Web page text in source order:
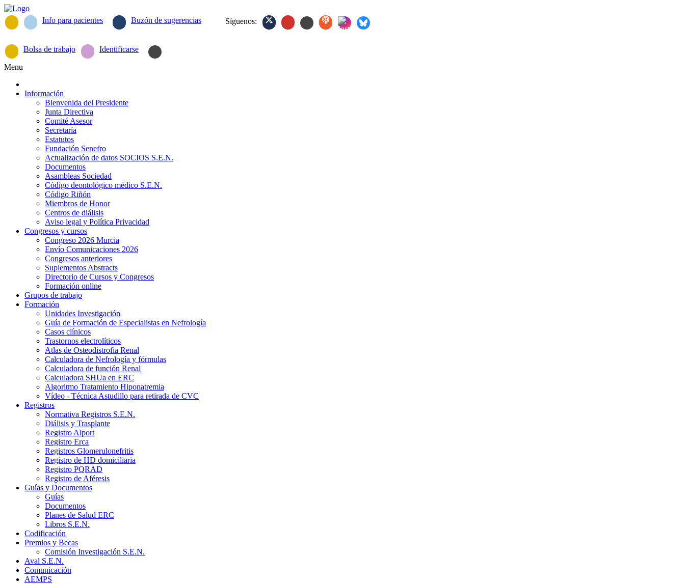
Info para pacientes Buzón de sugerencias Síguenos:
Bolsa de trabajo Identificarse
Menu
Información
Bienvenida del Presidente
Junta Directiva
Comité Asesor
Secretaría
Estatutos
Fundación Senefro
Actualización de datos SOCIOS S.E.N.
Documentos
Asambleas Sociedad
Código deontológico médico S.E.N.
Código Riñón
Miembros de Honor
Centros de diálisis
Aviso legal y Política Privacidad
Congresos y cursos
Congreso 2026 Murcia
Envío Comunicaciones 2026
Congresos anteriores
Suplementos Abstracts
Directorio de Cursos y Congresos
Formación online
Grupos de trabajo
Formación
Unidades Investigación
Guía de Formación de Especialistas en Nefrología
Casos clínicos
Trastornos electrolíticos
Atlas de Osteodistrofia Renal
Calculadora de Nefrología y fórmulas
Calculadora de función Renal
Calculadora SHUa en ERC
Algoritmo Tratamiento Hiponatremia
Vídeo - Técnica Astudillo para retirada de CVC
Registros
Normativa Registros S.E.N.
Diálisis y Trasplante
Registro Alport
Registro Erca
Registros Glomerulonefritis
Registro de HD domiciliaria
Registro PQRAD
Registro de Aféresis
Guías y Documentos
Guías
Documentos
Planes de Salud ERC
Libros S.E.N.
Codificación
Premios y Becas
Comisión Investigación S.E.N.
Aval S.E.N.
Comunicación
AEMPS